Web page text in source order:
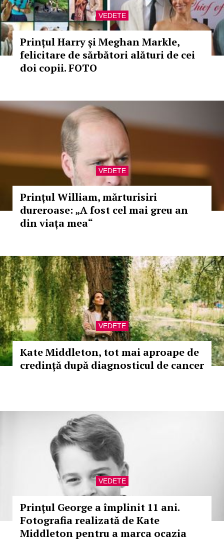
VEDETE
Prințul Harry și Meghan Markle,
felicitare de sărbători alături de cei
doi copii. FOTO
VEDETE
Prințul William, mărturisiri
dureroase: „A fost cel mai greu an
din viața mea“
VEDETE
Kate Middleton, tot mai aproape de
credință după diagnosticul de cancer
VEDETE
Prinţul George a împlinit 11 ani.
Fotografia realizată de Kate
Middleton pentru a marca ocazia